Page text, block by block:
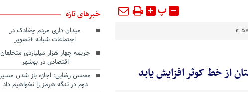
پ
از خط کوثر افزایش یابد
خبرهای تازه
میدان داری مردم چغادک در
اجتماعات شبانه +تصویر
جریمه چهار هزار میلیاردی متخلفان
اقتصادی در بوشهر
محسن رضایی: اجازه باز شدن مسیر
دوم در تنگه هرمز را نخواهیم داد